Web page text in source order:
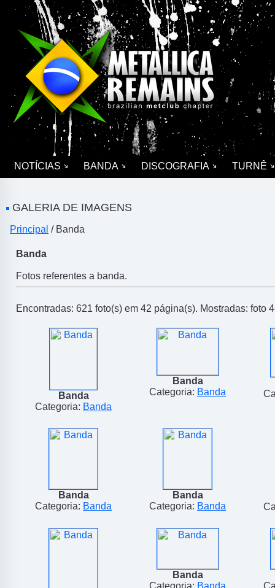
NOTÍCIAS BANDA DISCOGRAFIA TURNÊ
GALERIA DE IMAGENS
Principal / Banda
Banda
Fotos referentes a banda.
Encontradas: 621 foto(s) em 42 página(s). Mostradas: foto
Banda
Categoria: Banda
Banda
Categoria: Banda
Banda
Categoria: Banda
Banda
Categoria: Banda
Banda
Categoria: Banda